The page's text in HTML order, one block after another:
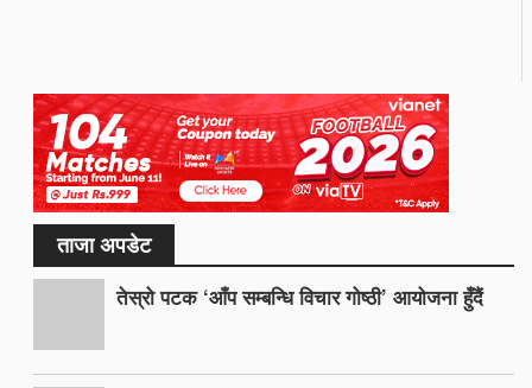
ताजा अपडेट
तेस्रो पटक ‘आँप सम्बन्धि विचार गोष्ठी’ आयोजना हुँदैं